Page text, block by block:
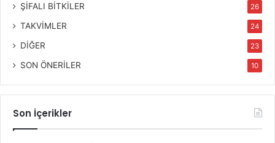
ŞİFALI BİTKİLER 26
TAKVİMLER 24
DİĞER 23
SON ÖNERİLER 10
Son İçerikler